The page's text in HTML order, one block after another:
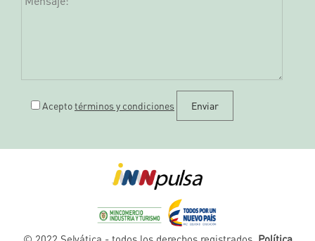
Aceptotérminos y condiciones